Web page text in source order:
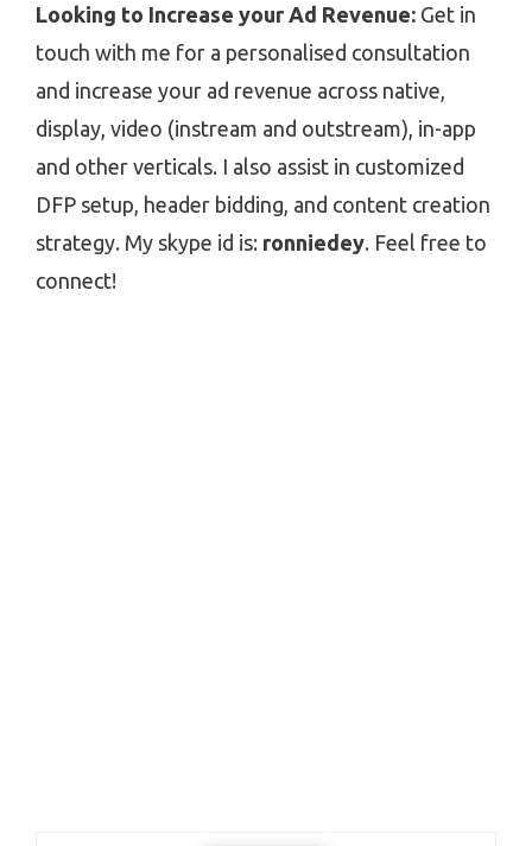
Looking to Increase your Ad Revenue: Get in
touch with me for a personalised consultation
and increase your ad revenue across native,
display, video (instream and outstream), in-app
and other verticals. I also assist in customized
DFP setup, header bidding, and content creation
strategy. My skype id is: ronniedey. Feel free to
connect!